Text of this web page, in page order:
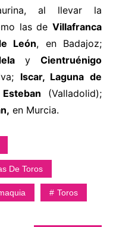
al llevar la
las deVillafranca
León, en Badajoz;
y Cientruénigo
Iscar, Laguna de
(Valladolid);
en Murcia.
De Toros
Toros